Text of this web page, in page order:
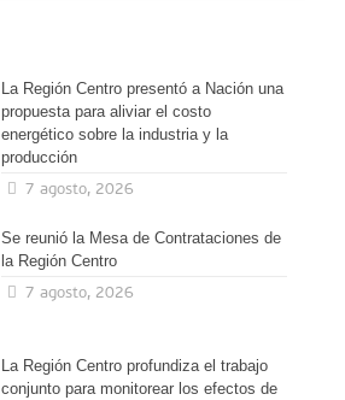
La Región Centro presentó a Nación una
propuesta para aliviar el costo
energético sobre la industria y la
producción
7 agosto, 2026
Se reunió la Mesa de Contrataciones de
la Región Centro
7 agosto, 2026
La Región Centro profundiza el trabajo
conjunto para monitorear los efectos de